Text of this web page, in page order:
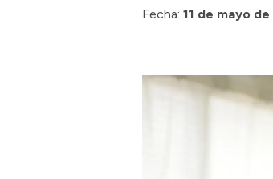
Fecha: 11 de mayo